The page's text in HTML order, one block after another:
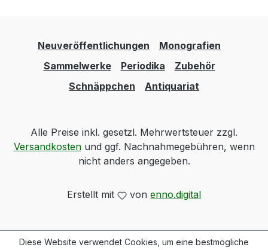
Neuveröffentlichungen
Monografien
Sammelwerke
Periodika
Zubehör
Schnäppchen
Antiquariat
Alle Preise inkl. gesetzl. Mehrwertsteuer zzgl.
Versandkostenund ggf. Nachnahmegebühren, wenn
nicht anders angegeben.
Erstellt mit vonenno.digital
Diese Website verwendet Cookies, um eine bestmögliche